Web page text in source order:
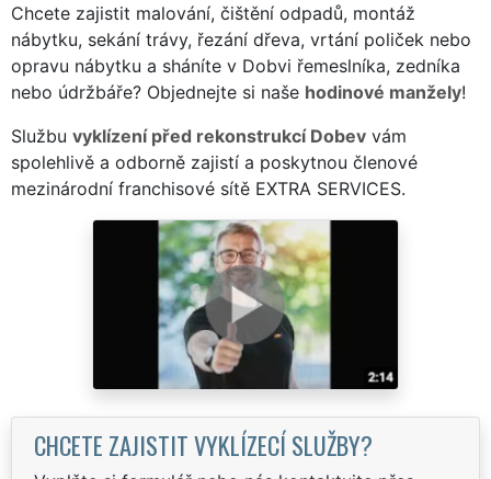
Chcete zajistit malování, čištění odpadů, montáž
nábytku, sekání trávy, řezání dřeva, vrtání poliček nebo
opravu nábytku a sháníte v Dobvi řemeslníka, zedníka
nebo údržbáře? Objednejte si naše hodinové manžely!
Službu vyklízení před rekonstrukcí Dobev vám
spolehlivě a odborně zajistí a poskytnou členové
mezinárodní franchisové sítě EXTRA SERVICES.
CHCETE ZAJISTIT VYKLÍZECÍ SLUŽBY?